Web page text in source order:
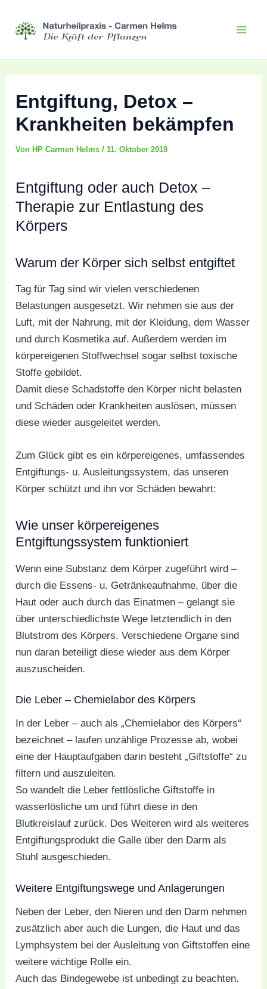
Inhalt
springen
Entgiftung, Detox –
Krankheiten bekämpfen
Von HP Carmen Helms/11. Oktober 2018
Entgiftung oder auch Detox –
Therapie zur Entlastung des
Körpers
Warum der Körper sich selbst entgiftet
Tag für Tag sind wir vielen verschiedenen
Belastungen ausgesetzt. Wir nehmen sie aus der
Luft, mit der Nahrung, mit der Kleidung, dem Wasser
und durch Kosmetika auf. Außerdem werden im
körpereigenen Stoffwechsel sogar selbst toxische
Stoffe gebildet.
Damit diese Schadstoffe den Körper nicht belasten
und Schäden oder Krankheiten auslösen, müssen
diese wieder ausgeleitet werden.
Zum Glück gibt es ein körpereigenes, umfassendes
Entgiftungs- u. Ausleitungssystem, das unseren
Körper schützt und ihn vor Schäden bewahrt:
Wie unser körpereigenes
Entgiftungssystem funktioniert
Wenn eine Substanz dem Körper zugeführt wird –
durch die Essens- u. Getränkeaufnahme, über die
Haut oder auch durch das Einatmen – gelangt sie
über unterschiedlichste Wege letztendlich in den
Blutstrom des Körpers. Verschiedene Organe sind
nun daran beteiligt diese wieder aus dem Körper
auszuscheiden.
Die Leber – Chemielabor des Körpers
In der Leber – auch als „Chemielabor des Körpers“
bezeichnet – laufen unzählige Prozesse ab, wobei
eine der Hauptaufgaben darin besteht „Giftstoffe“ zu
filtern und auszuleiten.
So wandelt die Leber fettlösliche Giftstoffe in
wasserlösliche um und führt diese in den
Blutkreislauf zurück. Des Weiteren wird als weiteres
Entgiftungsprodukt die Galle über den Darm als
Stuhl ausgeschieden.
Weitere Entgiftungswege und Anlagerungen
Neben der Leber, den Nieren und den Darm nehmen
zusätzlich aber auch die Lungen, die Haut und das
Lymphsystem bei der Ausleitung von Giftstoffen eine
weitere wichtige Rolle ein.
Auch das Bindegewebe ist unbedingt zu beachten.